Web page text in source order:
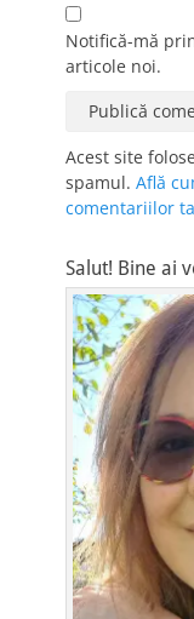
Notifică-mă
articole noi.
Acest site
spamul. Află
comentariilor
Salut! Bine ai